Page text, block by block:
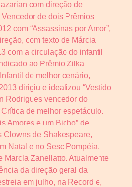
com direção de
de dois Prêmios
com “Assassinas por Amor”,
com texto de Márcia
com a circulação do infantil
ao Prêmio Zilka
de melhor cenário,
dirigiu e idealizou “Vestido
Rodrigues vencedor do
de melhor espetáculo.
Amores e um Bicho” de
Clowns de Shakespeare,
Natal e no Sesc Pompéia,
Marcia Zanellatto. Atualmente
da direção geral da
em julho, na Record e,